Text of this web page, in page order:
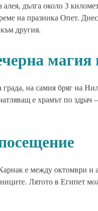
дълга около 3
на празника Опет.
другия.
на самия бряг на
е храмът по здрач
е между октомври и
Лятото в Египет